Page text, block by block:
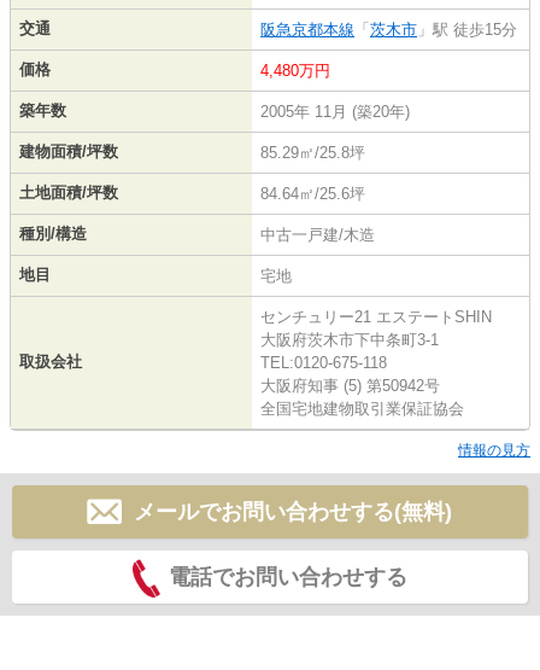
交通 阪急京都本線 「 茨木市 」駅 徒歩15分
価格 4,480万円
築年数 2005年 11月 (築20年)
建物面積/坪数 85.29㎡/25.8坪
土地面積/坪数 84.64㎡/25.6坪
種別/構造 中古一戸建/木造
地目 宅地
取扱会社
センチュリー21 エステートSHIN
大阪府茨木市下中条町3-1
TEL:0120-675-118
大阪府知事 (5) 第50942号
全国宅地建物取引業保証協会
情報の見方
メールでお問い合わせする(無料)
電話でお問い合わせする